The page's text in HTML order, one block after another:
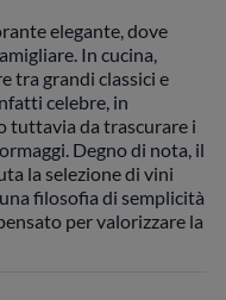
elegante, dove
In cucina,
tra grandi classici e
celebre, in
tuttavia da trascurare i
Degno di nota, il
la selezione di vini
filosofia di semplicità
per valorizzare la